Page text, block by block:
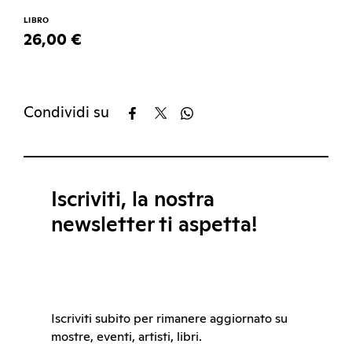
LIBRO
26,00 €
Condividi su
Iscriviti, la nostra
newsletter ti aspetta!
Iscriviti subito per rimanere aggiornato su
mostre, eventi, artisti, libri.